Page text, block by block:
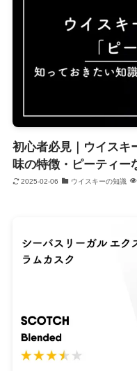
初心者必見｜ウイスキ
味の特徴・ピーティー
2025-02-06 ウイスキーの知識